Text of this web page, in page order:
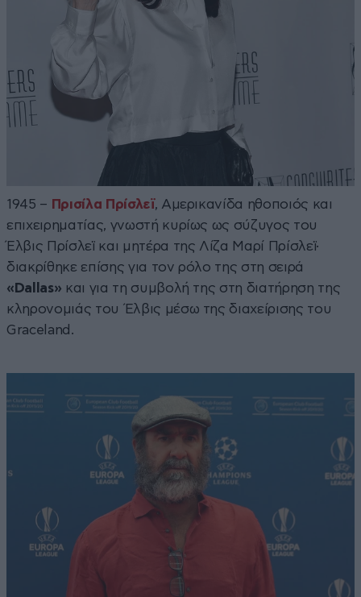
1945 – Πρισίλα Πρίσλεϊ, Αμερικανίδα ηθοποιός και
επιχειρηματίας, γνωστή κυρίως ως σύζυγος του
Έλβις Πρίσλεϊ και μητέρα της Λίζα Μαρί Πρίσλεϊ·
διακρίθηκε επίσης για τον ρόλο της στη σειρά
«Dallas» και για τη συμβολή της στη διατήρηση της
κληρονομιάς του Έλβις μέσω της διαχείρισης του
Graceland.